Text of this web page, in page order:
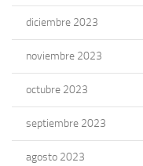
diciembre 2023
noviembre 2023
octubre 2023
septiembre 2023
agosto 2023